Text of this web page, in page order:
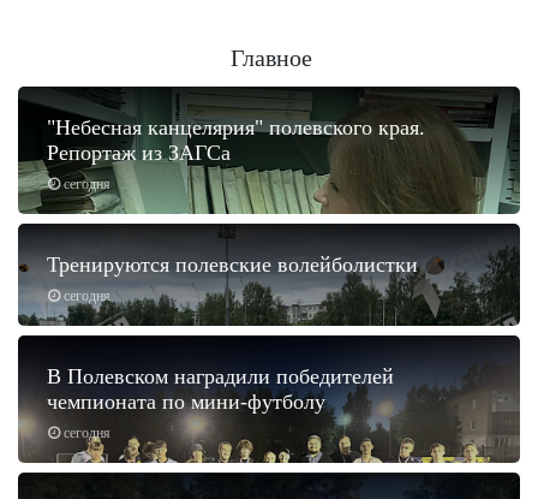
Главное
сегодня
"Небесная канцелярия" полевского края.
Репортаж из ЗАГСа
сегодня
Тренируются полевские волейболистки
сегодня
В Полевском наградили победителей
чемпионата по мини-футболу